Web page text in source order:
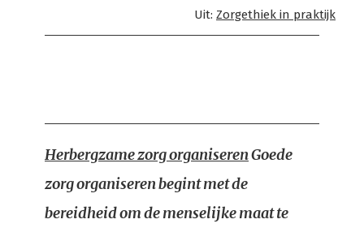
Uit: Zorgethiek in praktijk
Herbergzame zorg organiserenGoede
zorg organiseren begint met de
bereidheid om de menselijke maat te